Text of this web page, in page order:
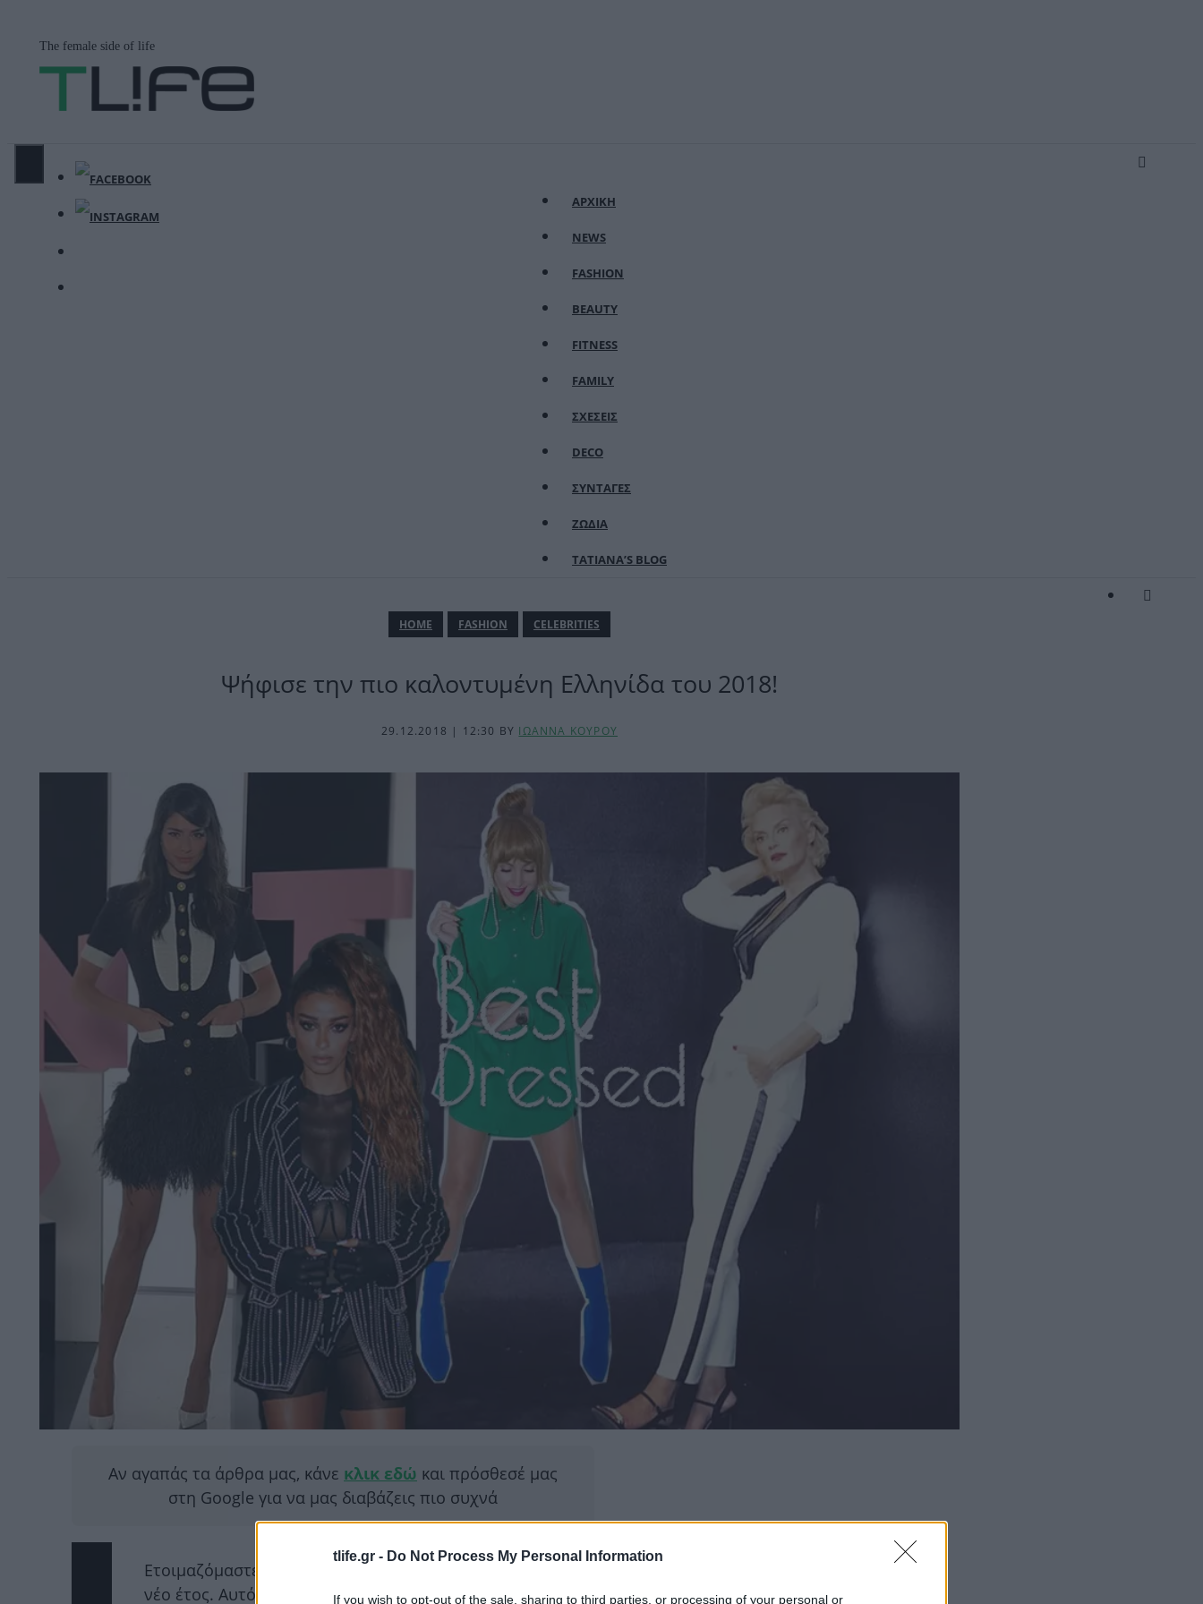
tlife.gr - Do Not Process My Personal Information
If you wish to opt-out of the sale, sharing to third parties, or processing of your personal or
περιεχόμενο
The female side of life
ΑΡΧΙΚΗ
NEWS
FASHION
BEAUTY
FITNESS
FAMILY
ΣΧΕΣΕΙΣ
DECO
ΣΥΝΤΑΓΕΣ
ΖΩΔΙΑ
TATIANA’S BLOG
ΗΟΜΕ FASHION CELEBRITIES
Ψήφισε την πιο καλοντυμένη Ελληνίδα του 2018!
29.12.2018 | 12:30 BY ΙΩΑΝΝΑ ΚΟΥΡΟΥ
Αν αγαπάς τα άρθρα μας, κάνε κλικ εδώ και πρόσθεσέ μας
στη Google για να μας διαβάζεις πιο συχνά
Ετοιμαζόμαστε να αποχαιρετήσουμε το 2018 και να μπούμε στο
νέο έτος. Αυτό ξέρεις τι σημαίνει; Ότι ήρθε η ώρα να κάνουμε